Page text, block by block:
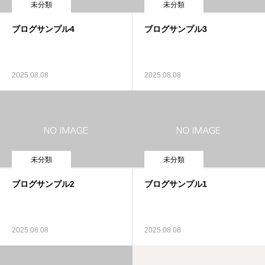
未分類
ブログサンプル4
2025.08.08
未分類
ブログサンプル3
2025.08.08
未分類
ブログサンプル2
2025.08.08
未分類
ブログサンプル1
2025.08.08